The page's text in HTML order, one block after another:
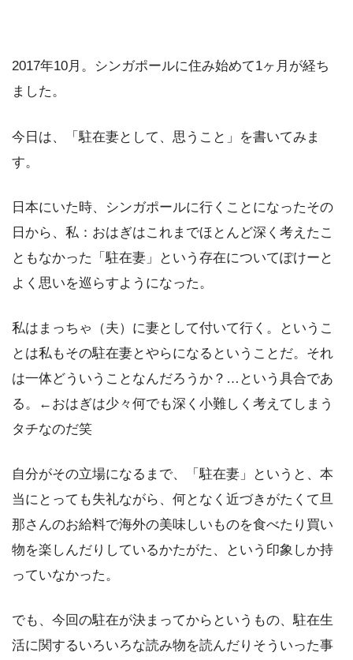
2017年10月。シンガポールに住み始めて1ヶ月が経ち
ました。
今日は、「駐在妻として、思うこと」を書いてみま
す。
日本にいた時、シンガポールに行くことになったその
日から、私：おはぎはこれまでほとんど深く考えたこ
ともなかった「駐在妻」という存在についてぽけーと
よく思いを巡らすようになった。
私はまっちゃ（夫）に妻として付いて行く。というこ
とは私もその駐在妻とやらになるということだ。それ
は一体どういうことなんだろうか？…という具合であ
る。←おはぎは少々何でも深く小難しく考えてしまう
タチなのだ笑
自分がその立場になるまで、「駐在妻」というと、本
当にとっても失礼ながら、何となく近づきがたくて旦
那さんのお給料で海外の美味しいものを食べたり買い
物を楽しんだりしているかたがた、という印象しか持
っていなかった。
でも、今回の駐在が決まってからというもの、駐在生
活に関するいろいろな読み物を読んだりそういった事